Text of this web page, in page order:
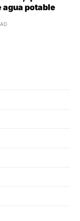
agua potable